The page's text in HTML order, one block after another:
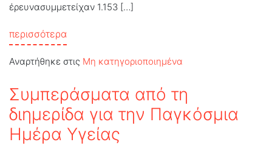
έρευνασυμμετείχαν 1.153 […]
περισσότερα
Αναρτήθηκε στις Μη κατηγοριοποιημένα
Συμπεράσματα από τη
διημερίδα για την Παγκόσμια
Ημέρα Υγείας